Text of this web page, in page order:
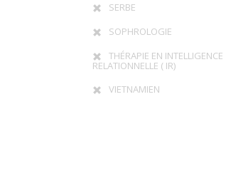
SERBE
SOPHROLOGIE
THÉRAPIE EN INTELLIGENCE
RELATIONNELLE ( IR)
VIETNAMIEN